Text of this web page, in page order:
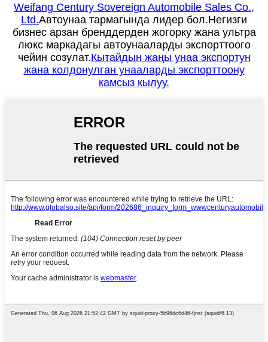
Weifang Century Sovereign Automobile Sales Co.,
Ltd.Автоунаа тармагында лидер бол.Негизги
бизнес арзан бренддерден жогорку жана ультра
люкс маркадагы автоунааларды экспорттоого
чейин созулат.Кытайдын жаңы унаа экспортун
жана колдонулган унааларды экспорттоону
камсыз кылуу.